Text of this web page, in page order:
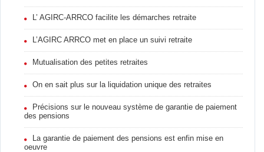
L’ AGIRC-ARRCO facilite les démarches retraite
L’AGIRC ARRCO met en place un suivi retraite
Mutualisation des petites retraites
On en sait plus sur la liquidation unique des retraites
Précisions sur le nouveau système de garantie de paiement
des pensions
La garantie de paiement des pensions est enfin mise en
oeuvre